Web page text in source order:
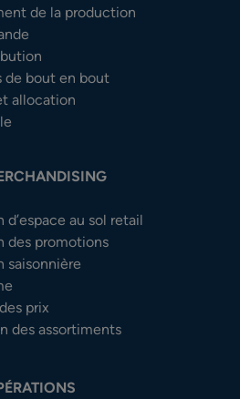
de la production
de bout en bout
allocation
au sol retail
des promotions
saisonnière
prix
des assortiments